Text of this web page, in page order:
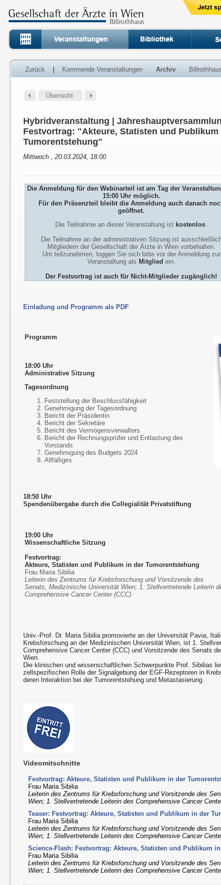
Zurück Kommende Veranstaltungen Archiv
Hybridveranstaltung |
Festvortrag: "Akteure, Statisten und Publikum
Tumorentstehung"
Mittwoch , 20.03.2024, 18:00
Die Anmeldung für den Webinarteil ist am Tag der
15:00 Uhr möglich.
Für den Präsenzteil bleibt die Anmeldung auch danach
geöffnet.
Die Teilnahme an dieser Veranstaltung ist kostenlos.
Die Teilnahme an der administrativen Sitzung ist
Mitgliedern der Gesellschaft der Ärzte in Wien vorbehalten.
Um teilzunehmen, loggen Sie sich bitte vor der Anmeldung zur
Veranstaltung als Mitglied ein.
Der Festvortrag ist auch für Nicht-Mitglieder zugänglich!
Einladung und Programm als PDF
Programm
18:00 Uhr
Administrative Sitzung
Tagesordnung
Feststellung der Beschlussfähigkeit
Genehmigung der Tagesordnung
Bericht der Präsidentin
Bericht der Sekretäre
Bericht des Vermögensverwalters
Bericht der Rechnungsprüfer und Entlastung des
Vorstands
Genehmigung des Budgets 2024
Allfälliges
18:50 Uhr
Spendenübergabe durch die Collegialität Privatstiftung
19:00 Uhr
Wissenschaftliche Sitzung
Festvortrag:
Akteure, Statisten und Publikum in der Tumorentstehung
Frau Maria Sibilia
Leiterin des Zentrums für Krebsforschung und Vorsitzende des
Senats, Medizinische Universität Wien; 1. Stellvertretende Leiterin
Comprehensive Cancer Center (CCC)
Univ.-Prof. Dr. Maria Sibilia promovierte an der Universität Pavia,
Krebsforschung an der Medizinischen Universität Wien, ist 1.
Comprehensive Cancer Center (CCC) und Vorsitzende des Senats
Wien.
Die klinischen und wissenschaftlichen Schwerpunkte Prof. Sibilias
zellspezifischen Rolle der Signalgebung der EGF-Rezeptoren in
deren Interaktion bei der Tumorentstehung und Metastasierung.
Videomitschnitte
Festvortrag: Akteure, Statisten und Publikum in der
Frau Maria Sibilia
Leiterin des Zentrums für Krebsforschung und Vorsitzende des
Wien; 1. Stellvertretende Leiterin des Comprehensive Cancer
Teaser: Festvortrag: Akteure, Statisten und Publikum in der
Frau Maria Sibilia
Leiterin des Zentrums für Krebsforschung und Vorsitzende des
Wien; 1. Stellvertretende Leiterin des Comprehensive Cancer
Science-Flash: Festvortrag: Akteure, Statisten und Publikum
Frau Maria Sibilia
Leiterin des Zentrums für Krebsforschung und Vorsitzende des
Wien; 1. Stellvertretende Leiterin des Comprehensive Cancer